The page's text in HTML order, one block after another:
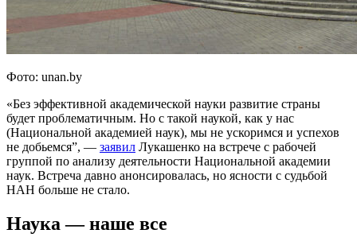
Фото: unan.by
«Без эффективной академической науки развитие страны
будет проблематичным. Но с такой наукой, как у нас
(Национальной академией наук), мы не ускоримся и успехов
не добьемся”, — заявил Лукашенко на встрече с рабочей
группой по анализу деятельности Национальной академии
наук. Встреча давно анонсировалась, но ясности с судьбой
НАН больше не стало.
Наука — наше все